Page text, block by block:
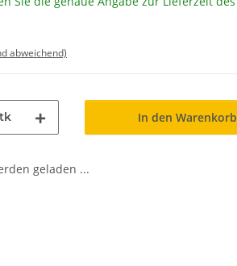
abweichend)
In den Warenkorb
geladen ...